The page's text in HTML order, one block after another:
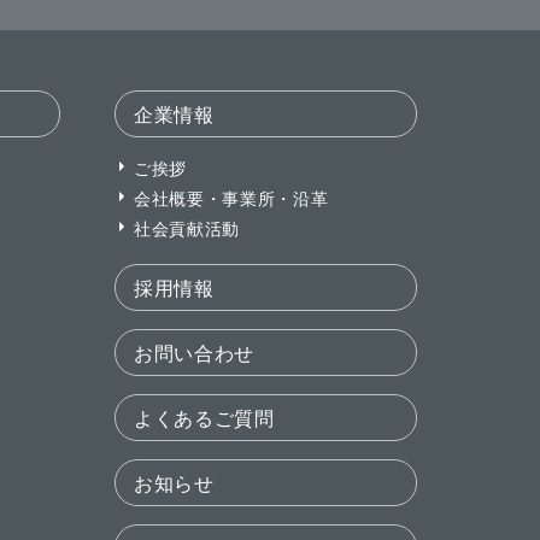
企業情報
ご挨拶
会社概要・事業所・沿革
社会貢献活動
採用情報
お問い合わせ
よくあるご質問
お知らせ